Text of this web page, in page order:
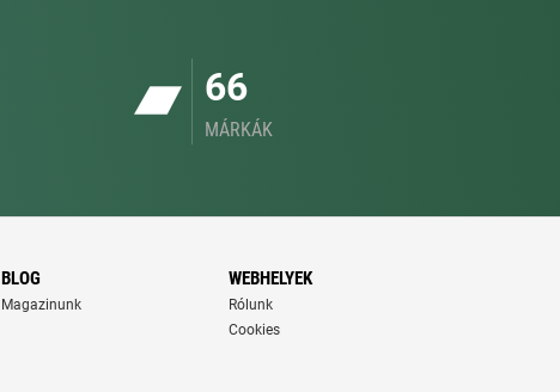
66
MÁRKÁK
BLOG
Magazinunk
WEBHELYEK
Rólunk
Cookies